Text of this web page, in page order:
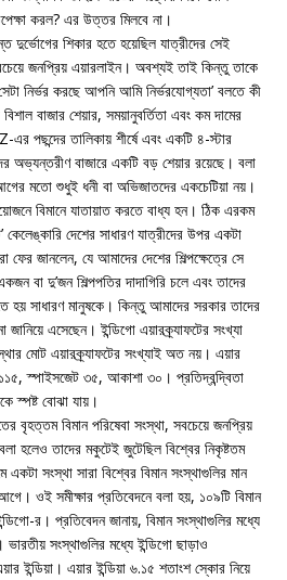
করল? এর উত্তর মিলবে না।
দুর্ভোগের শিকার হতে হয়েছিল যাত্রীদের সেই
জনপ্রিয় এয়ারলাইন। অবশ্যই তাই কিন্তু তাকে
নির্ভর করছে আপনি আমি নির্ভরযোগ্যতা’ বলতে কী
বাজার শেয়ার, সময়ানুবর্তিতা এবং কম দামের
পছন্দের তালিকায় শীর্ষে এবং একটি ৪-স্টার
অভ্যন্তরীণ বাজারে একটি বড় শেয়ার রয়েছে। বলা
মতো শুধুই ধনী বা অভিজাতদের একচেটিয়া নয়।
বিমানে যাতায়াত করতে বাধ্য হন। ঠিক এরকম
কেলেঙ্কারি দেশের সাধারণ যাত্রীদের উপর একটা
জানলেন, যে আমাদের দেশের শিল্পক্ষেত্রে সে
বা দু’জন শিল্পপতির দাদাগিরি চলে এবং তাদের
হয় সাধারণ মানুষকে। কিন্তু আমাদের সরকার তাদের
জানিয়ে এসেছেন। ইন্ডিগো এয়ারক্র্যাফটের সংখ্যা
মোট এয়ারক্র্যাফটের সংখ্যাই অত নয়। এয়ার
১১৫, স্পাইসজেট ৩৫, আকাশা ৩০। প্রতিদ্বন্দ্বিতা
স্পষ্ট বোঝা যায়।
বৃহত্তম বিমান পরিষেবা সংস্থা, সবচেয়ে জনপ্রিয়
হলেও তাদের মকুটেই জুটেছিল বিশ্বের নিকৃষ্টতম
একটা সংস্থা সারা বিশ্বের বিমান সংস্থাগুলির মান
ওই সমীক্ষার প্রতিবেদনে বলা হয়, ১০৯টি বিমান
র। প্রতিবেদন জানায়, বিমান সংস্থাগুলির মধ্যে
সংস্থাগুলির মধ্যে ইন্ডিগো ছাড়াও
ইন্ডিয়া। এয়ার ইন্ডিয়া ৬.১৫ শতাংশ স্কোর নিয়ে